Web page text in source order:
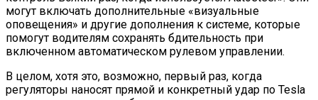
могут включать дополнительные «визуальные
оповещения» и другие дополнения к системе, которые
помогут водителям сохранять бдительность при
включенном автоматическом рулевом управлении.
В целом, хотя это, возможно, первый раз, когда
регуляторы наносят прямой и конкретный удар по Tesla